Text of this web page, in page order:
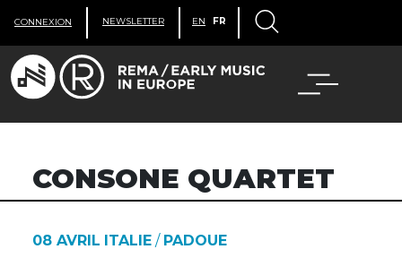
CONNEXION NEWSLETTER EN FR
CONSONE QUARTET
08 AVRIL ITALIE / PADOUE